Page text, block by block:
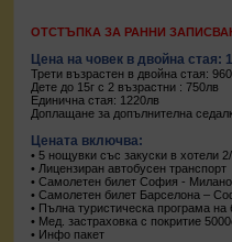
ОТСТЪПКА ЗА РАННИ
Цена на човек в двойна стая:
Трети възрастен в двойна стая:
Дете до 15г с 2 възрастни : 750лв
Единична стая: 1220лв
Доплащане за допълнителна
Цената включва:
• 5 нощувки със закуски в хотели
• Лицензиран автобусен транспорт
• Самолетен билет София - Милано
• Самолетен билет Барселона –
• Пълна туристическа програма на
• Мед. застраховка с покритие
• Инфо пакет